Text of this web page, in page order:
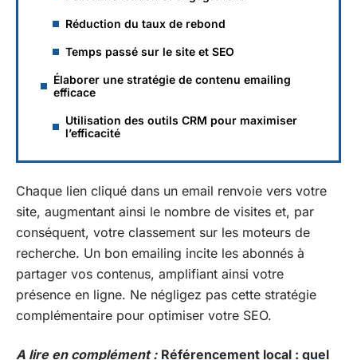
Réduction du taux de rebond
Temps passé sur le site et SEO
Élaborer une stratégie de contenu emailing
efficace
Utilisation des outils CRM pour maximiser
l’efficacité
Chaque lien cliqué dans un email renvoie vers votre
site, augmentant ainsi le nombre de visites et, par
conséquent, votre classement sur les moteurs de
recherche. Un bon emailing incite les abonnés à
partager vos contenus, amplifiant ainsi votre
présence en ligne. Ne négligez pas cette stratégie
complémentaire pour optimiser votre SEO.
A lire en complément : Référencement local : quel